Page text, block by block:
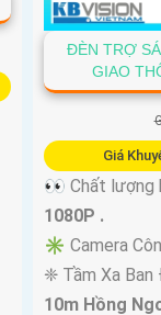
ĐÈN TRỢ
GIAO
Giá
👀 Chất lượng
1080P .
✳️ Camera
❈ Tầm Xa Ban
10m Hồng